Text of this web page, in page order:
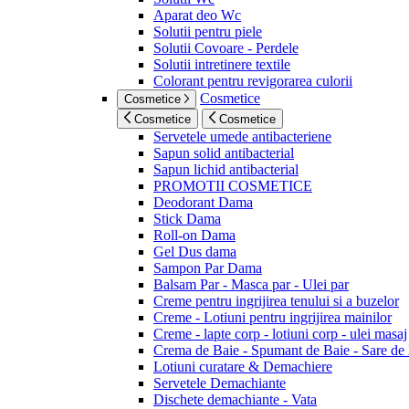
Aparat deo Wc
Solutii pentru piele
Solutii Covoare - Perdele
Solutii intretinere textile
Colorant pentru revigorarea culorii
Cosmetice Cosmetice
Cosmetice Cosmetice
Servetele umede antibacteriene
Sapun solid antibacterial
Sapun lichid antibacterial
PROMOTII COSMETICE
Deodorant Dama
Stick Dama
Roll-on Dama
Gel Dus dama
Sampon Par Dama
Balsam Par - Masca par - Ulei par
Creme pentru ingrijirea tenului si a buzelor
Creme - Lotiuni pentru ingrijirea mainilor
Creme - lapte corp - lotiuni corp - ulei masaj
Crema de Baie - Spumant de Baie - Sare de
Lotiuni curatare & Demachiere
Servetele Demachiante
Dischete demachiante - Vata